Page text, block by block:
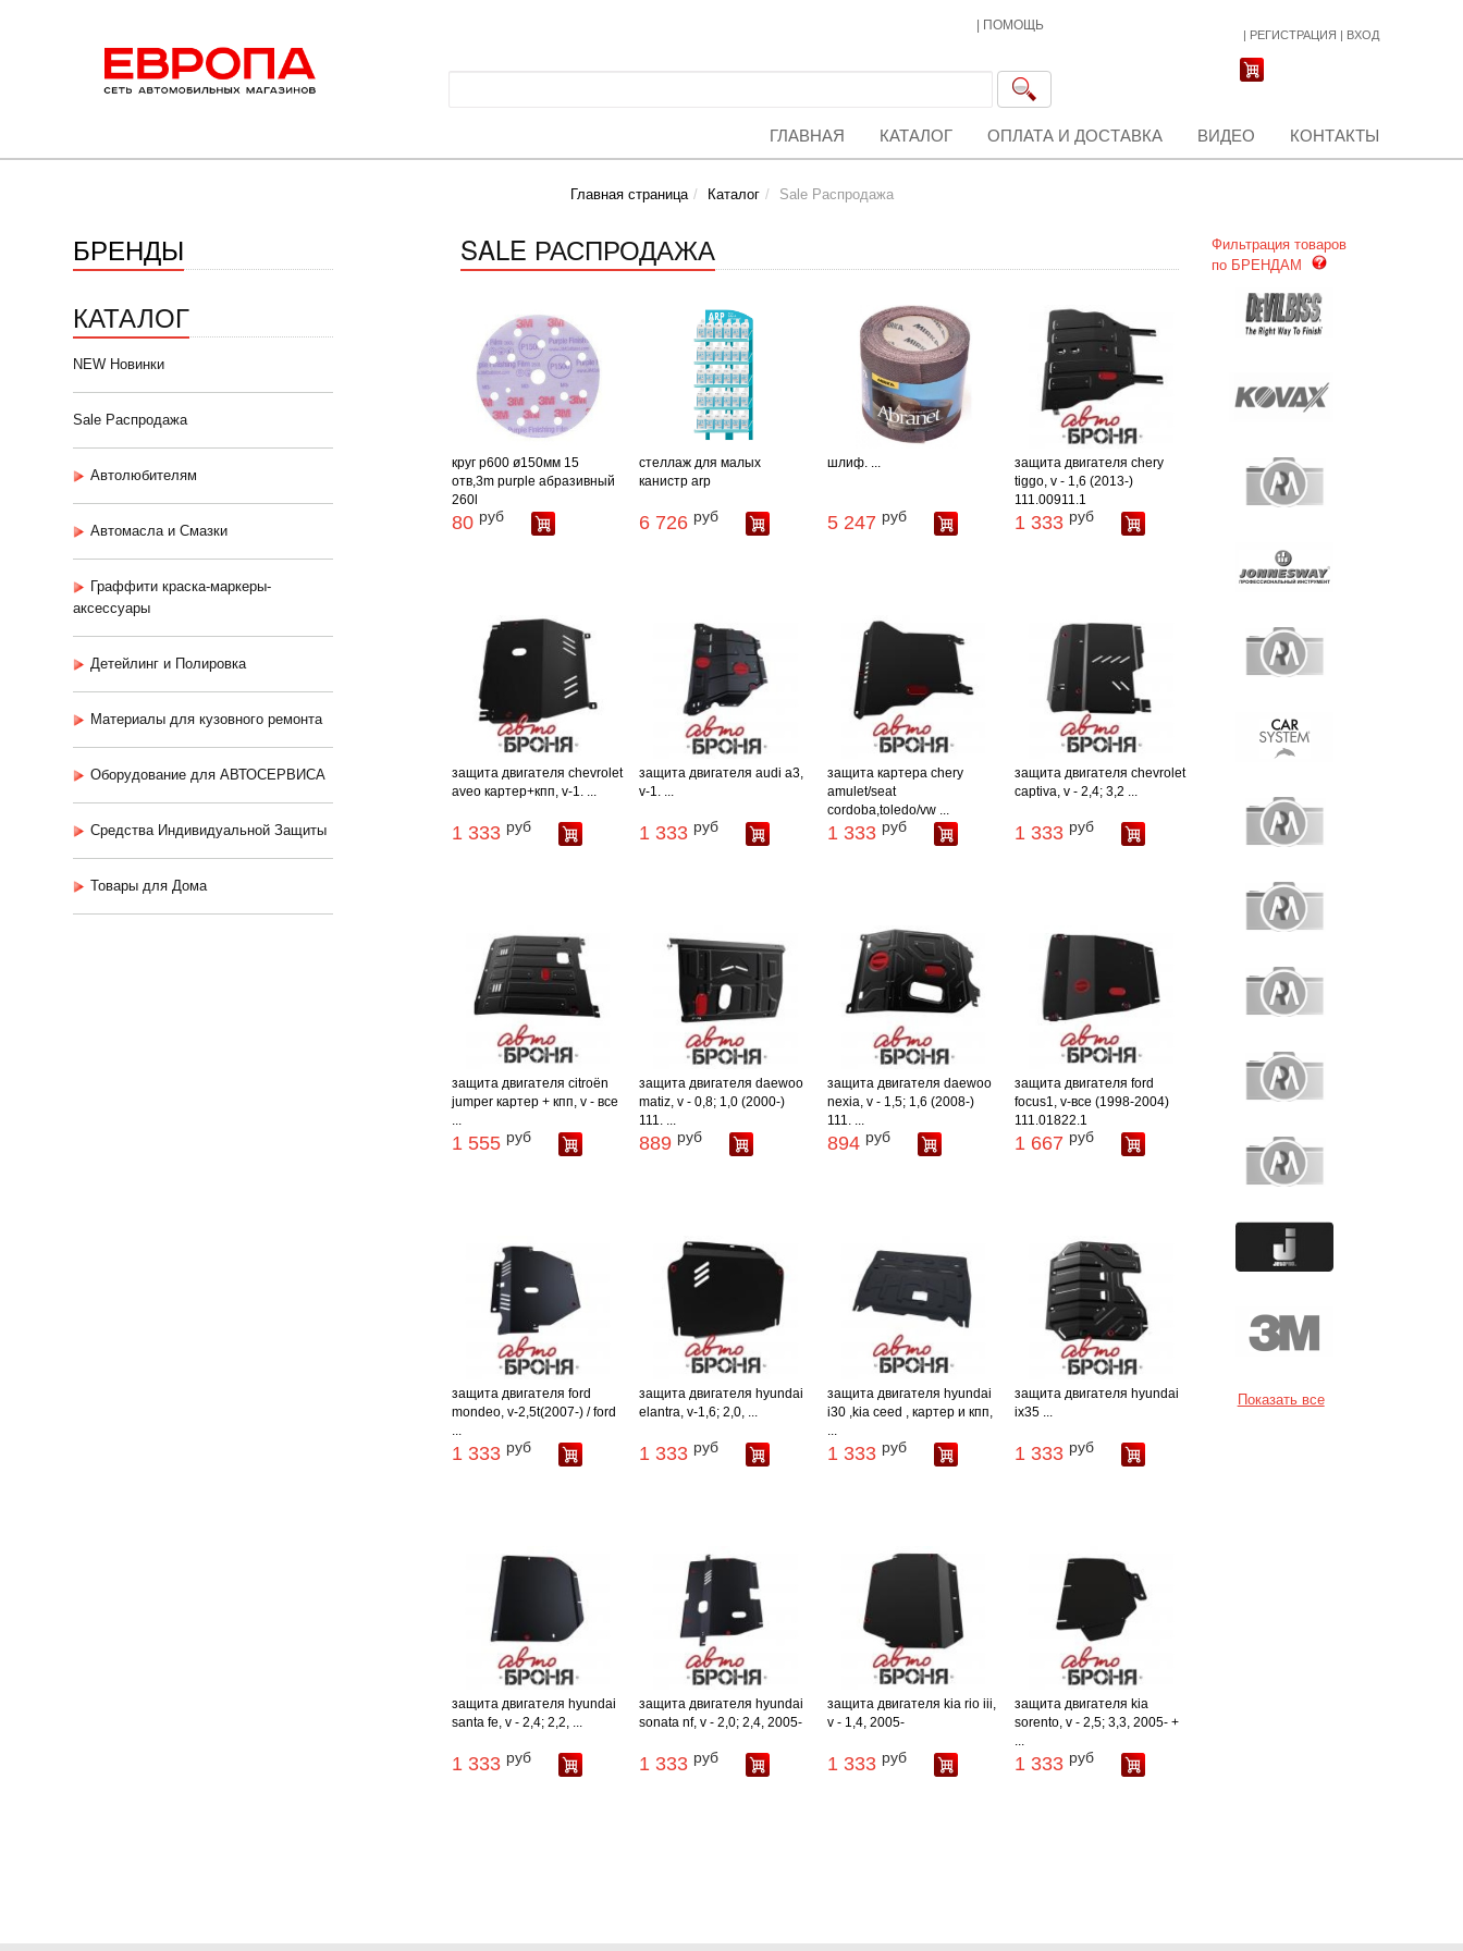
ПОМОЩЬ
| РЕГИСТРАЦИЯ | ВХОД
ГЛАВНАЯ КАТАЛОГ ОПЛАТА И ДОСТАВКА ВИДЕО КОНТАКТЫ
Главная страница Каталог Sale Распродажа
БРЕНДЫ
КАТАЛОГ
NEW Новинки
Sale Распродажа
Автолюбителям
Автомасла и Смазки
Граффити краска-маркеры-
аксессуары
Детейлинг и Полировка
Материалы для кузовного ремонта
Оборудование для АВТОСЕРВИСА
Средства Индивидуальной Защиты
Товары для Дома
SALE РАСПРОДАЖА
круг p600 ø150мм 15
отв,3m purple абразивный
260l
80 руб
стеллаж для малых
канистр arp
6 726 руб
шлиф. ...
5 247 руб
защита двигателя chery
tiggo, v - 1,6 (2013-)
111.00911.1
1 333 руб
защита двигателя chevrolet
aveo картер+кпп, v-1. ...
1 333 руб
защита двигателя audi a3,
v-1. ...
1 333 руб
защита картера chery
amulet/seat
cordoba,toledo/vw ...
1 333 руб
защита двигателя chevrolet
captiva, v - 2,4; 3,2 ...
1 333 руб
защита двигателя citroёn
jumper картер + кпп, v - все
...
1 555 руб
защита двигателя daewoo
matiz, v - 0,8; 1,0 (2000-)
111. ...
889 руб
защита двигателя daewoo
nexia, v - 1,5; 1,6 (2008-)
111. ...
894 руб
защита двигателя ford
focus1, v-все (1998-2004)
111.01822.1
1 667 руб
защита двигателя ford
mondeo, v-2,5t(2007-) / ford
...
1 333 руб
защита двигателя hyundai
elantra, v-1,6; 2,0, ...
1 333 руб
защита двигателя hyundai
i30 ,kia ceed , картер и кпп,
...
1 333 руб
защита двигателя hyundai
ix35 ...
1 333 руб
защита двигателя hyundai
santa fe, v - 2,4; 2,2, ...
1 333 руб
защита двигателя hyundai
sonata nf, v - 2,0; 2,4, 2005-
1 333 руб
защита двигателя kia rio iii,
v - 1,4, 2005-
1 333 руб
защита двигателя kia
sorento, v - 2,5; 3,3, 2005- +
...
1 333 руб
Фильтрация товаров
по БРЕНДАМ
Показать все